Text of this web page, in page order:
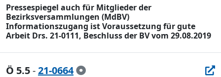
Pressespiegel auch für Mitglieder der
Bezirksversammlungen (MdBV) 
Informationszugang ist Voraussetzung für gute
Arbeit Drs. 21-0111, Beschluss der BV vom 29.08.2019
Ö 5.5-21-0664